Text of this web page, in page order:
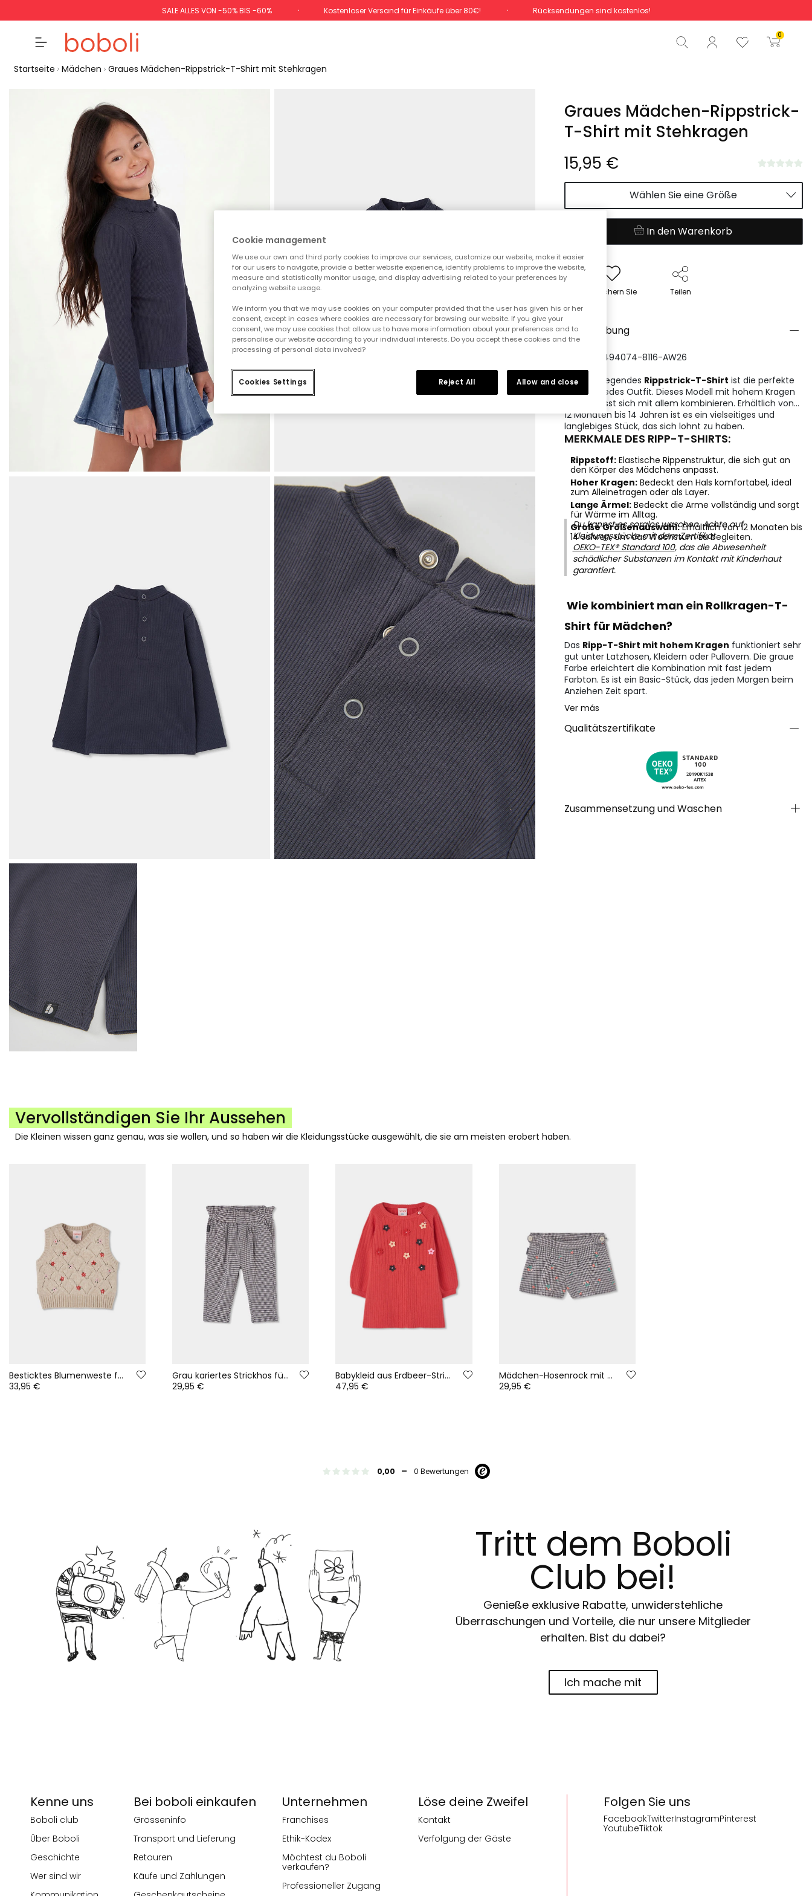
SALE ALLES VON -50% BIS -60% Kostenloser Versand für Einkäufe über 80€! Rücksendungen sind kostenlos!
0
Gesamtbetrag 0,00 €
Start der Bestellung
Startseite Mädchen Graues Mädchen-Rippstrick-T-Shirt mit Stehkragen
Graues Mädchen-Rippstrick-
T-Shirt mit Stehkragen
15,95 €
Wählen Sie eine Größe
In den Warenkorb
Speichern Sie Teilen
Beschreibung
REFERENZ:494074-8116-AW26
Ein grundlegendes Rippstrick-T-Shirt ist die perfekte
Basis für jedes Outfit. Dieses Modell mit hohem Kragen
in Grau lässt sich mit allem kombinieren. Erhältlich von
12 Monaten bis 14 Jahren ist es ein vielseitiges und
langlebiges Stück, das sich lohnt zu haben.
MERKMALE DES RIPP-T-SHIRTS:
Rippstoff:Elastische Rippenstruktur, die sich gut an
den Körper des Mädchens anpasst.
Hoher Kragen:Bedeckt den Hals komfortabel, ideal
zum Alleinetragen oder als Layer.
Lange Ärmel:Bedeckt die Arme vollständig und sorgt
für Wärme im Alltag.
Große Größenauswahl:Erhältlich von 12 Monaten bis
14 Jahren, um das Wachstum zu begleiten.
Du kannst es sorglos waschen. Achte auf
Kleidungsstücke mit dem Zertifikat
OEKO-TEX® Standard 100, das die Abwesenheit
schädlicher Substanzen im Kontakt mit Kinderhaut
garantiert.
Wie kombiniert man ein Rollkragen-T-
Shirt für Mädchen?
Das Ripp-T-Shirt mit hohem Kragen funktioniert sehr
gut unter Latzhosen, Kleidern oder Pullovern. Die graue
Farbe erleichtert die Kombination mit fast jedem
Farbton. Es ist ein Basic-Stück, das jeden Morgen beim
Anziehen Zeit spart.
Ver más
Qualitätszertifikate
Zusammensetzung und Waschen
Vervollständigen Sie Ihr Aussehen
Die Kleinen wissen ganz genau, was sie wollen, und so haben wir die Kleidungsstücke ausgewählt, die sie am meisten erobert haben.
Besticktes Blumenweste für Mädchen in Beige
33,95 €
Grau kariertes Strickhos für Mädchen
29,95 €
Babykleid aus Erdbeer-Strickstoff mit Blumen
47,95 €
Mädchen-Hosenrock mit Karomuster und Blumenstickerei aus Strick
29,95 €
0,00 - 0 Bewertungen
Tritt dem Boboli
Club bei!
Genieße exklusive Rabatte, unwiderstehliche
Überraschungen und Vorteile, die nur unsere Mitglieder
erhalten. Bist du dabei?
Ich mache mit
Folgen Sie uns
FacebookTwitterInstagramPinterest
YoutubeTiktok
Kenne uns
Boboli club
Über Boboli
Geschichte
Wer sind wir
Bei boboli einkaufen
Grösseninfo
Transport und Lieferung
Retouren
Käufe und Zahlungen
Unternehmen
Franchises
Ethik-Kodex
Möchtest du Boboli
verkaufen?
Professioneller Zugang
Löse deine Zweifel
Kontakt
Verfolgung der Gäste
Cookie management
We use our own and third party cookies to improve our services, customize our website, make it easier
for our users to navigate, provide a better website experience, identify problems to improve the website,
measure and statistically monitor usage, and display advertising related to your preferences by
analyzing website usage.
We inform you that we may use cookies on your computer provided that the user has given his or her
consent, except in cases where cookies are necessary for browsing our website. If you give your
consent, we may use cookies that allow us to have more information about your preferences and to
personalise our website according to your individual interests. Do you accept these cookies and the
processing of personal data involved?
Cookies Settings Reject All Allow and close